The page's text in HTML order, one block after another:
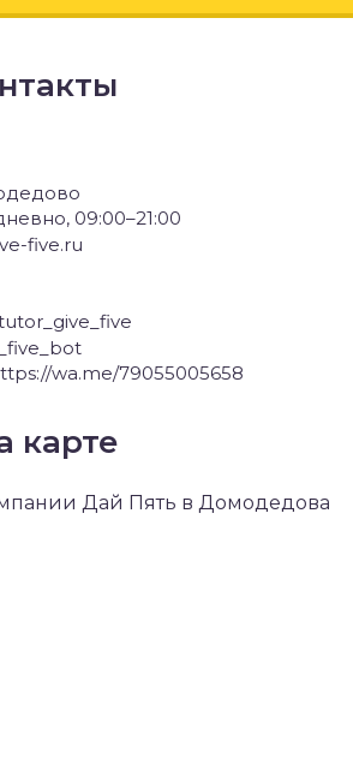
09:00–21:00
five.ru
wa.me/79055005658
карте
Дай Пять в Домодедова